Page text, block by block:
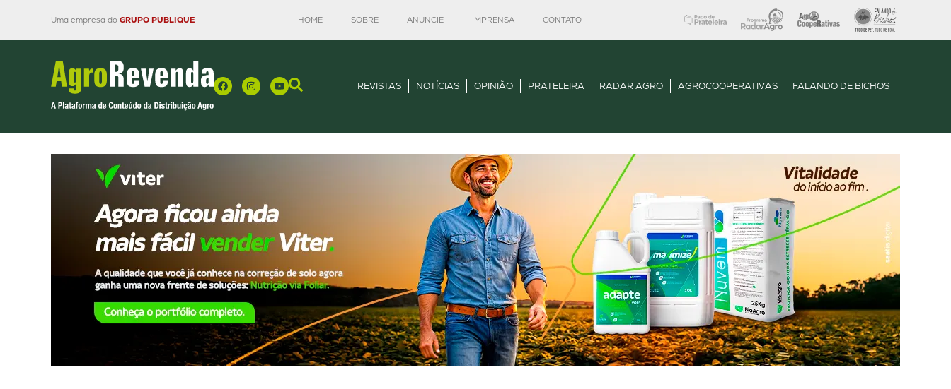
Uma empresa do GRUPO PUBLIQUE HOME SOBRE ANUNCIE IMPRENSA CONTATO
REVISTAS NOTÍCIAS OPINIÃO PRATELEIRA RADAR AGRO AGROCOOPERATIVAS FALANDO DE BICHOS